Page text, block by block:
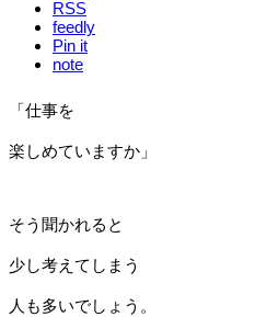
RSS
feedly
Pin it
note
「仕事を
楽しめていますか」
そう聞かれると
少し考えてしまう
人も多いでしょう。